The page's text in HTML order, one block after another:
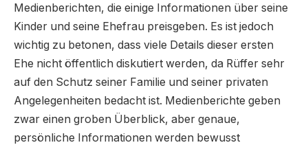
Medienberichten, die einige Informationen über seine
Kinder und seine Ehefrau preisgeben. Es ist jedoch
wichtig zu betonen, dass viele Details dieser ersten
Ehe nicht öffentlich diskutiert werden, da Rüffer sehr
auf den Schutz seiner Familie und seiner privaten
Angelegenheiten bedacht ist. Medienberichte geben
zwar einen groben Überblick, aber genaue,
persönliche Informationen werden bewusst